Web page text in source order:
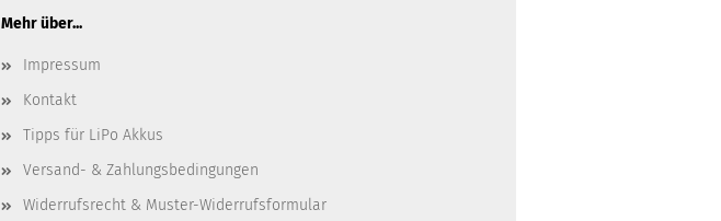
Mehr über...
Impressum
Kontakt
Tipps für LiPo Akkus
Versand- & Zahlungsbedingungen
Widerrufsrecht & Muster-Widerrufsformular